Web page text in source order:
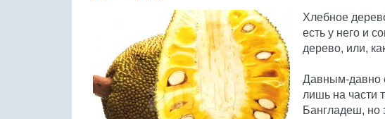
Хлебное
есть у него и
дерево, или,
Давным-давно
лишь на части
Бангладеш, но